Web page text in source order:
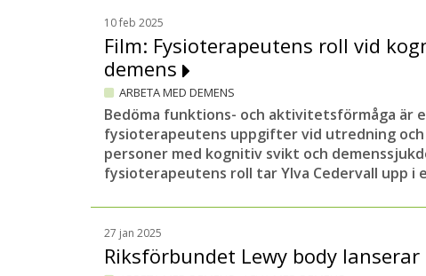
10 feb 2025
Film: Fysioterapeutens roll vid
demens
ARBETA MED DEMENS
Bedöma funktions- och aktivitetsförmåga är
fysioterapeutens uppgifter vid utredning
personer med kognitiv svikt och
fysioterapeutens roll tar Ylva Cedervall upp i
27 jan 2025
Riksförbundet Lewy body lanserar